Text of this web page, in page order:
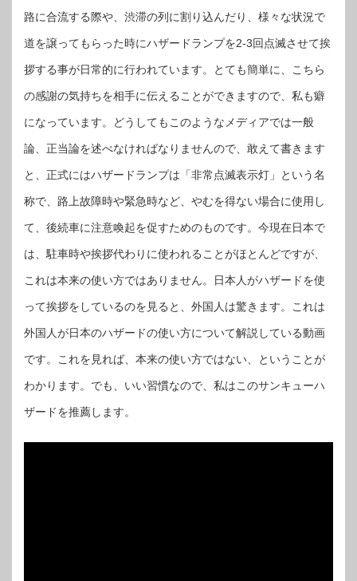
路に合流する際や、渋滞の列に割り込んだり、様々な状況で
道を譲ってもらった時にハザードランプを2-3回点滅させて挨
拶する事が日常的に行われています。とても簡単に、こちら
の感謝の気持ちを相手に伝えることができますので、私も癖
になっています。どうしてもこのようなメディアでは一般
論、正当論を述べなければなりませんので、敢えて書きます
と、正式にはハザードランプは「非常点滅表示灯」という名
称で、路上故障時や緊急時など、やむを得ない場合に使用し
て、後続車に注意喚起を促すためのものです。今現在日本で
は、駐車時や挨拶代わりに使われることがほとんどですが、
これは本来の使い方ではありません。日本人がハザードを使
って挨拶をしているのを見ると、外国人は驚きます。これは
外国人が日本のハザードの使い方について解説している動画
です。これを見れば、本来の使い方ではない、ということが
わかります。でも、いい習慣なので、私はこのサンキューハ
ザードを推薦します。